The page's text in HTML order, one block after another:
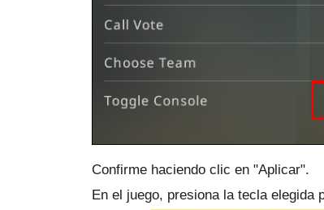
Confirme haciendo clic en "Aplicar".
En el juego, presiona la tecla elegida